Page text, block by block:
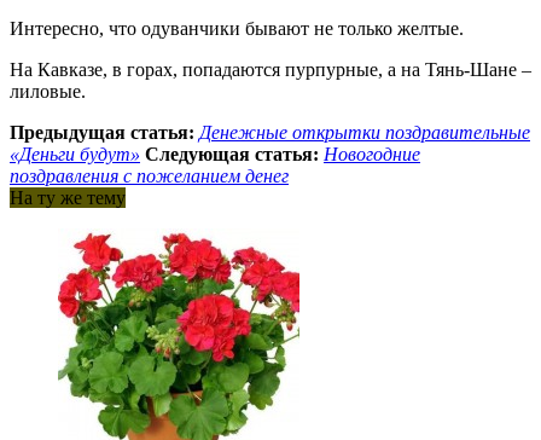
Интересно, что одуванчики бывают не только желтые.
На Кавказе, в горах, попадаются пурпурные, а на Тянь-Шане –
лиловые.
Предыдущая статья: Денежные открытки поздравительные
«Деньги будут» Следующая статья: Новогодние
поздравления с пожеланием денег
На ту же тему